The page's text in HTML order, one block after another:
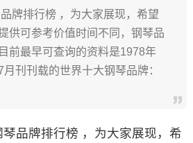
牌排行榜 ，为大家展现，希望
供可参考价值时间不同，钢琴品
前最早可查询的资料是1978年
月刊刊载的世界十大钢琴品牌：
牌排行榜 ，为大家展现，希